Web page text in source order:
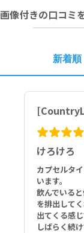
その他の成分：ヒ
セルシェル）、ス
画像付きの口コミ
新着順
けろけろ
カプセルタ
います。
飲んでいる
を排出して
出てくる感
しばらく続